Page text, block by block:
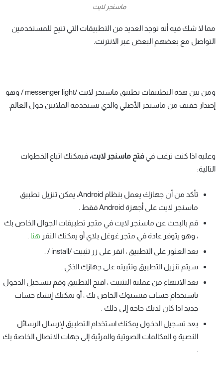
ماسنجر لايت
مما لا شك فيه أنه توجد العديد من التطبيقات التي تتيح للمستخدمين
التواصل مع بعضهم البعض عبر الانترنت.
ومن بين هذه التطبيقات تطبيق ماسنجر لايت /messenger light / وهو
إصدار خفيف من ماسنجر الأصلي والذي يستخدمه الملايين حول العالم.
وعليه اذا كنت ترغب فيفتح ماسنجر لايت،فيمكنك اتباع الخطوات
التالية:
تأكد من أن جهازك يعمل بنظام Android، يمكن تنزيل تطبيق
ماسنجر لايت على أجهزة Android فقط .
قم بالبحث عن ماسنجر لايت في متجر تطبيقات الجوال الخاص بك
، وهو يتوفر عادة في متجر غوغل بلاي أو يمكنك النقر هنا
بعد العثور على التطبيق ، انقر على زر تثبيت /install / .
سيتم تنزيل التطبيق وتثبيته على جهازك الذكي .
بعد الانتهاء من عملية التثبيت ، افتح التطبيق وقم بتسجيل الدخول
باستخدام حساب فيسبوك الخاص بك ، أو يمكنك إنشاء حساب
جديد اذا كان لديك حاجة إلى ذلك .
بعد تسجيل الدخول يمكنك استخدام التطبيق لإرسال الرسائل
النصية و المكالمات الصوتية والمرئية إلى جهات الاتصال الخاصة بك